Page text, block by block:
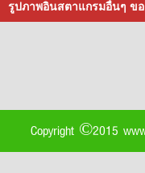
รูปภาพอินสตาแกรมอื่นๆ ข
Copyright ©2015